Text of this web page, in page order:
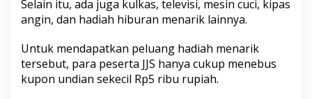
a
h
Selain itu, ada juga kulkas, televisi, mesin cuci, kipas
angin, dan hadiah hiburan menarik lainnya.
Untuk mendapatkan peluang hadiah menarik
tersebut, para peserta JJS hanya cukup menebus
kupon undian sekecil Rp5 ribu rupiah.